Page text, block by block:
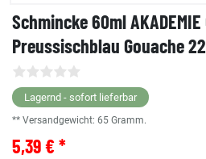
Schmincke 60ml
Preussischblau Gouache
Lagernd - sofort lieferbar
** Versandgewicht: 65 Gramm.
5,39 € *